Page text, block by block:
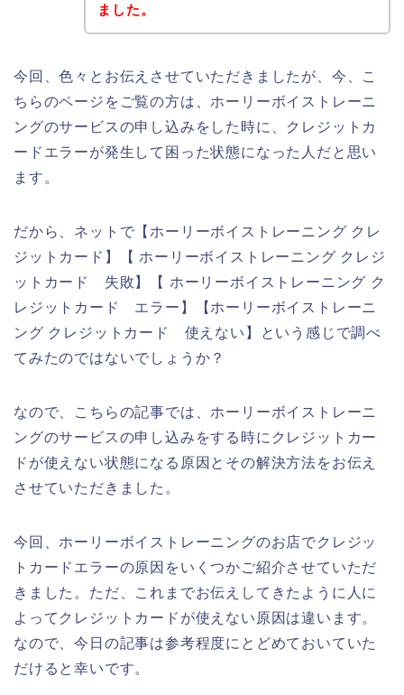
ました。
今回、色々とお伝えさせていただきましたが、今、こ
ちらのページをご覧の方は、ホーリーボイストレーニ
ングのサービスの申し込みをした時に、クレジットカ
ードエラーが発生して困った状態になった人だと思い
ます。
だから、ネットで【ホーリーボイストレーニング クレ
ジットカード】【 ホーリーボイストレーニング クレジ
ットカード 失敗】【 ホーリーボイストレーニング ク
レジットカード エラー】【ホーリーボイストレーニ
ング クレジットカード 使えない】という感じで調べ
てみたのではないでしょうか？
なので、こちらの記事では、ホーリーボイストレーニ
ングのサービスの申し込みをする時にクレジットカー
ドが使えない状態になる原因とその解決方法をお伝え
させていただきました。
今回、ホーリーボイストレーニングのお店でクレジッ
トカードエラーの原因をいくつかご紹介させていただ
きました。ただ、これまでお伝えしてきたように人に
よってクレジットカードが使えない原因は違います。
なので、今日の記事は参考程度にとどめておいていた
だけると幸いです。